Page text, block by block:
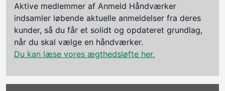
Aktive medlemmer af Anmeld Håndværker
indsamler løbende aktuelle anmeldelser fra deres
kunder, så du får et solidt og opdateret grundlag,
når du skal vælge en håndværker.
Du kan læse vores ægthedsløfte her.